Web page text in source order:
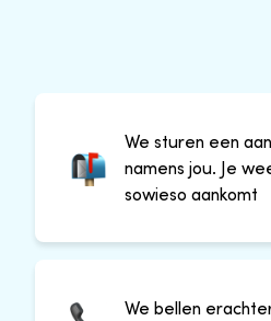
We sturen een
namens jou. Je
sowieso aankomt
We bellen